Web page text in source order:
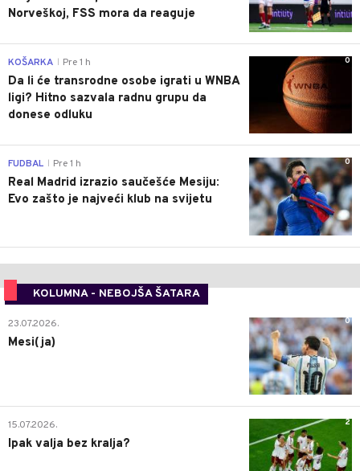
Norveškoj, FSS mora da reaguje
0
KOŠARKA Pre 1 h
Da li će transrodne osobe igrati u WNBA
ligi? Hitno sazvala radnu grupu da
donese odluku
0
FUDBAL Pre 1 h
Real Madrid izrazio saučešće Mesiju:
Evo zašto je najveći klub na svijetu
KOLUMNA - NEBOJŠA ŠATARA
0
23.07.2026.
Mesi(ja)
2
15.07.2026.
Ipak valja bez kralja?